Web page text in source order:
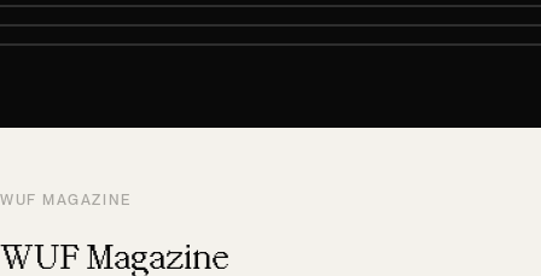
WUF MAGAZINE
WUF Magazine